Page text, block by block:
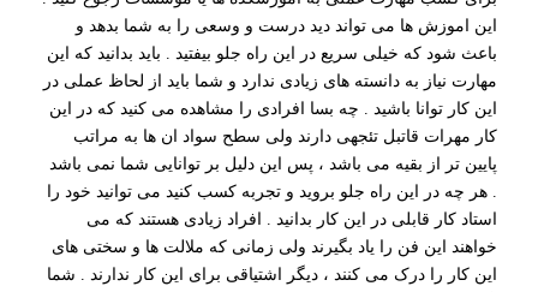
این اموزش ها می تواند دید درست و وسعی را به شما بدهد و
باعث شود که خیلی سریع در این راه جلو بیفتید . باید بدانید که این
مهارت نیاز به دانسته های زیادی ندارد و شما باید از لحاظ عملی در
این کار توانا باشید . چه بسا افرادی را مشاهده می کنید که در این
کار مهرات قاتبل تئجهی دارند ولی سطح سواد ان ها به مراتب
پایین تر از بقیه می باشد ، پس این دلیل بر توانایی شما نمی باشد
. هر چه در این راه جلو بروید و تجربه کسب کنید می توانید خود را
استاد کار قابلی در این کار بدانید . افراد زیادی هستند که می
خواهند این فن را یاد بگیرند ولی زمانی که ملالت ها و سختی های
این کار را درک می کنند ، دیگر اشتیاقی برای این کار ندارند . شما